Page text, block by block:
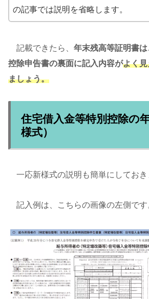
の記事では説明を省略します。
記載できたら、 年末残高等証明書
控除申告書の裏面に記入内容がよく
ましょう。
住宅借入金等特別控除の
様式）
一応新様式の説明も簡単にしておき
記入例は、こちらの画像の左側です